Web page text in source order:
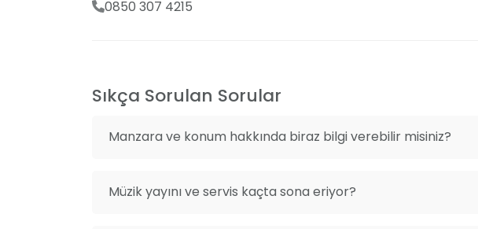
0850 307 4215
Sıkça Sorulan Sorular
Manzara ve konum hakkında biraz bilgi verebilir misiniz?
Müzik yayını ve servis kaçta sona eriyor?